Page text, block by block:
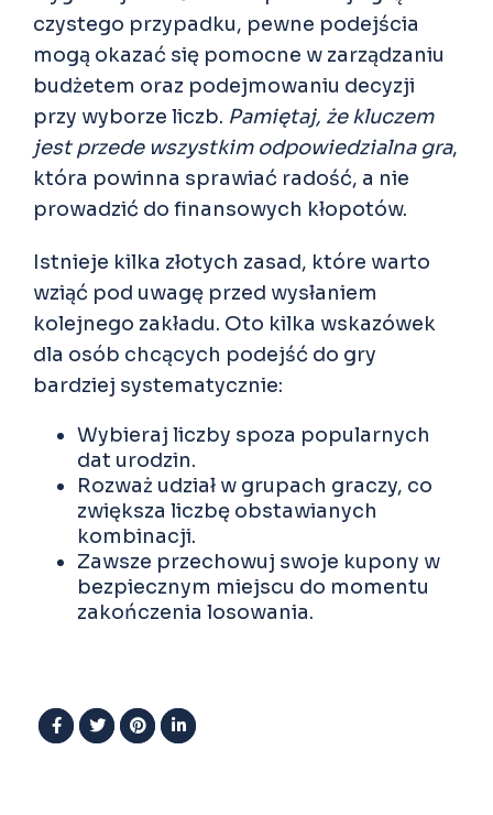
czystego przypadku, pewne podejścia
mogą okazać się pomocne w zarządzaniu
budżetem oraz podejmowaniu decyzji
przy wyborze liczb. Pamiętaj, że kluczem
jest przede wszystkim odpowiedzialna gra,
która powinna sprawiać radość, a nie
prowadzić do finansowych kłopotów.
Istnieje kilka złotych zasad, które warto
wziąć pod uwagę przed wysłaniem
kolejnego zakładu. Oto kilka wskazówek
dla osób chcących podejść do gry
bardziej systematycznie:
Wybieraj liczby spoza popularnych
dat urodzin.
Rozważ udział w grupach graczy, co
zwiększa liczbę obstawianych
kombinacji.
Zawsze przechowuj swoje kupony w
bezpiecznym miejscu do momentu
zakończenia losowania.